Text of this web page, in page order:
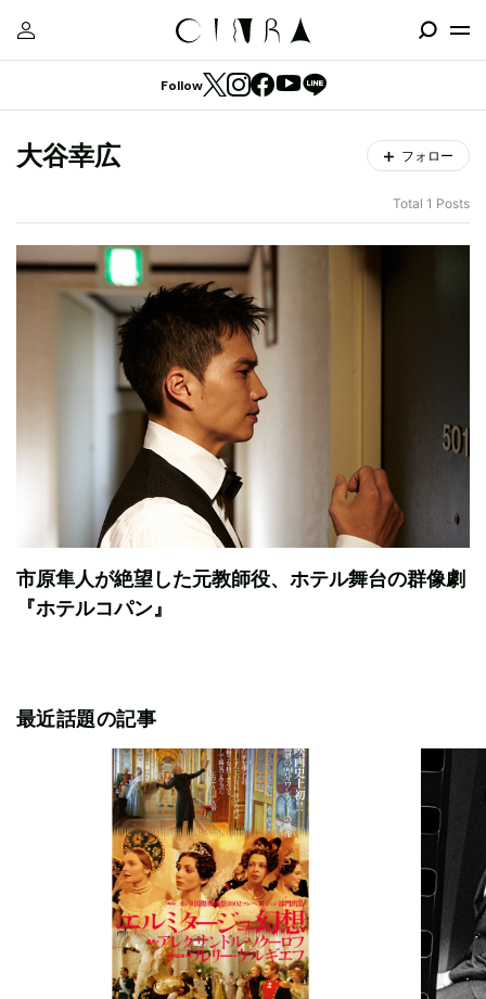
Follow
大谷幸広 フォロー
Total 1 Posts
市原隼人が絶望した元教師役、ホテル舞台の群像劇
『ホテルコパン』
最近話題の記事